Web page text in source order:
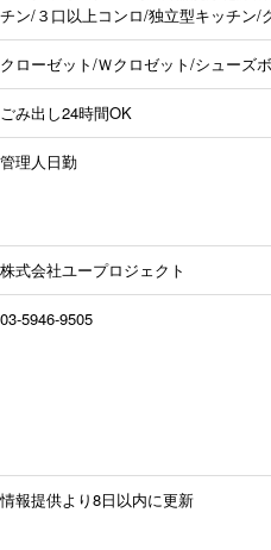
チン/３口以上コンロ/独立型キッチン/
クローゼット/Ｗクロゼット/シューズ
ごみ出し24時間OK
管理人日勤
株式会社ユープロジェクト
03-5946-9505
情報提供より8日以内に更新